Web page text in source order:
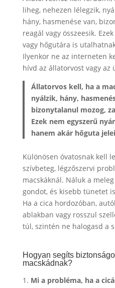
liheg, nehezen lélegzik,
hány, hasmenése van,
reagál vagy összeesik.
vagy hőgutára is
Ilyenkor ne az interneten
hívd az állatorvost vagy az
Állatorvos kell, ha a
nyálzik, hány,
bizonytalanul mozog,
Ezek nem egyszerű
hanem akár hőguta
Különösen óvatosnak kell
szívbeteg, légzőszervi
macskáknál. Náluk a
gondot, és kisebb tünetet
Ha a cica hordozóban,
ablakban vagy rosszul
túl, szintén ne halogasd a
Hogyan segíts
macskádnak?
Mi a probléma, ha a